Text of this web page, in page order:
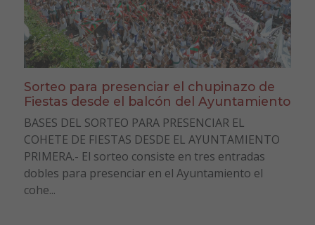
Sorteo para presenciar el chupinazo de
Fiestas desde el balcón del Ayuntamiento
BASES DEL SORTEO PARA PRESENCIAR EL
COHETE DE FIESTAS DESDE EL AYUNTAMIENTO
PRIMERA.- El sorteo consiste en tres entradas
dobles para presenciar en el Ayuntamiento el
cohe...